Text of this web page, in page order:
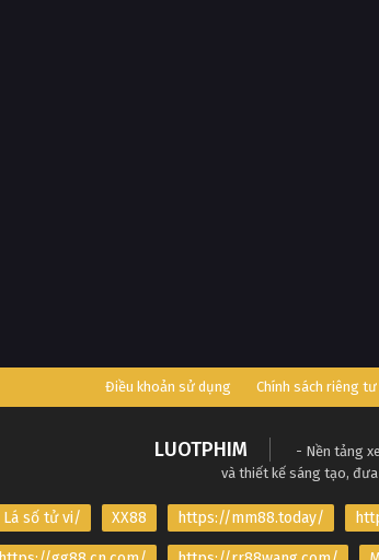
Điều khoản sử dụng Chính sách riêng tư
LUOTPHIM
- Nền tảng
và thiết kế sáng tạo,
Lá số tử vi/ XX88 https://mm88.today/